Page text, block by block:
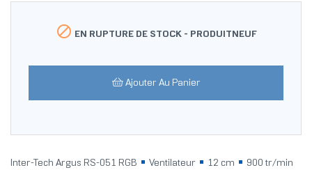
 EN RUPTURE DE STOCK - PRODUITNEUF
Ajouter Au Panier
Inter-Tech Argus RS-051 RGB Ventilateur 12 cm
900 tr/min